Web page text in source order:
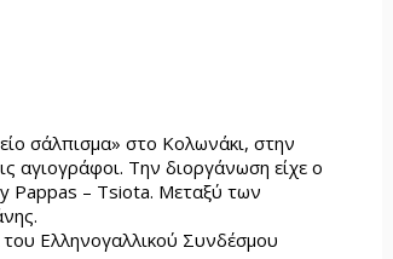
σάλπισμα» στο Κολωνάκι, στην
αγιογράφοι. Την διοργάνωση είχε ο
Pappas – Tsiota. Μεταξύ των
του Ελληνογαλλικού Συνδέσμου